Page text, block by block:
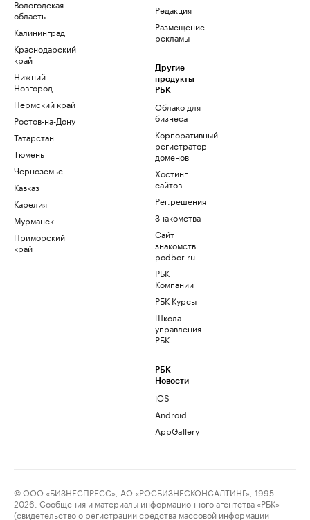
Вологодская
область
Калининград
Краснодарский
край
Нижний
Новгород
Пермский край
Ростов-на-Дону
Татарстан
Тюмень
Черноземье
Кавказ
Карелия
Мурманск
Приморский
край
Редакция
Размещение
рекламы
Другие
продукты
РБК
Облако для
бизнеса
Корпоративный
регистратор
доменов
Хостинг
сайтов
Рег.решения
Знакомства
Сайт
знакомств
podbor.ru
РБК
Компании
РБК Курсы
Школа
управления
РБК
РБК
Новости
iOS
Android
AppGallery
© ООО «БИЗНЕСПРЕСС», АО «РОСБИЗНЕСКОНСАЛТИНГ», 1995–
2026. Сообщения и материалы информационного агентства «РБК»
(свидетельство о регистрации средства массовой информации